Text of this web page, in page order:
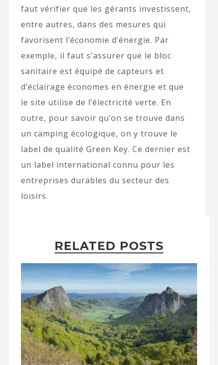
faut vérifier que les gérants investissent,
entre autres, dans des mesures qui
favorisent l’économie d’énergie. Par
exemple, il faut s’assurer que le bloc
sanitaire est équipé de capteurs et
d’éclairage économes en énergie et que
le site utilise de l’électricité verte. En
outre, pour savoir qu’on se trouve dans
un camping écologique, on y trouve le
label de qualité Green Key. Ce dernier est
un label international connu pour les
entreprises durables du secteur des
loisirs.
RELATED POSTS